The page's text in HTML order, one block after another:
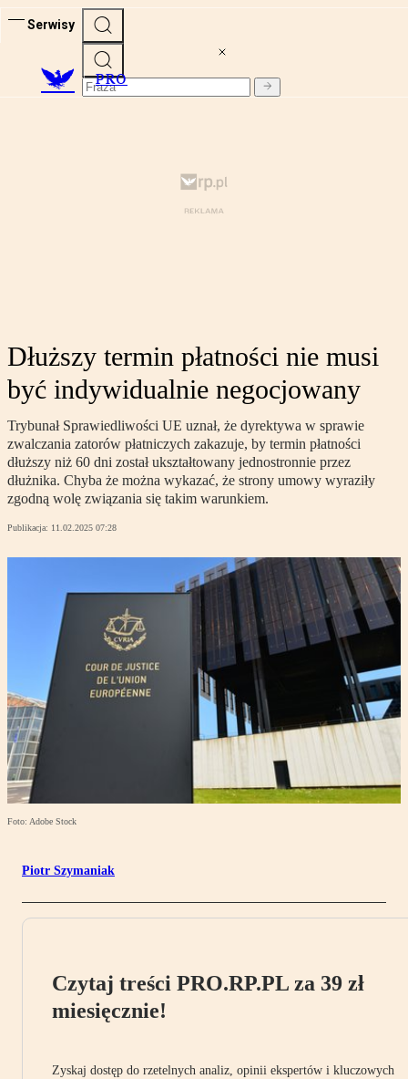
Serwisy
PRO
Dłuższy termin płatności nie musi
być indywidualnie negocjowany
Trybunał Sprawiedliwości UE uznał, że dyrektywa w sprawie
zwalczania zatorów płatniczych zakazuje, by termin płatności
dłuższy niż 60 dni został ukształtowany jednostronnie przez
dłużnika. Chyba że można wykazać, że strony umowy wyraziły
zgodną wolę związania się takim warunkiem.
Publikacja: 11.02.2025 07:28
Foto: Adobe Stock
Piotr Szymaniak
Czytaj treści PRO.RP.PL za 39 zł
miesięcznie!
Zyskaj dostęp do rzetelnych analiz, opinii ekspertów i kluczowych